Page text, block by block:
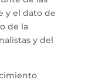
y el dato de
de la
y del